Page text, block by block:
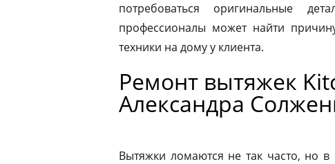
потребоваться оригинальные
профессионалы может найти
техники на дому у клиента.
Ремонт вытяжек
Александра
Вытяжки ломаются не так часто, но в